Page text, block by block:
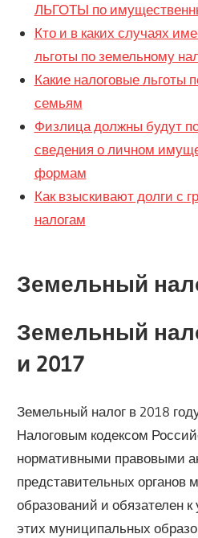
ЛЬГОТЫ по
Кто и в каких случаях
льготы по земельному
Какие налоговые льготы
семьям
Физлица должны будут
сведения о личном
формам
Как взыскивают долги с
налогам
Земельный
Земельный
и 2017
Земельный налог в 2018
Налоговым кодексом
нормативными правовыми
представительных органов
образований и обязателен
этих муниципальных